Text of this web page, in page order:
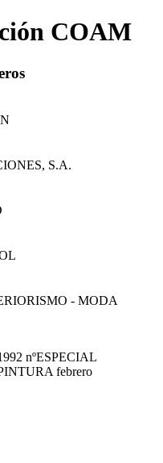
COAM
S.A.
- MODA
nºESPECIAL
febrero